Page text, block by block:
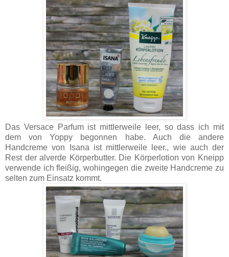
Das Versace Parfum ist mittlerweile leer, so dass ich mit
dem von Yoppy begonnen habe. Auch die andere
Handcreme von Isana ist mittlerweile leer., wie auch der
Rest der alverde Körperbutter. Die Körperlotion von Kneipp
verwende ich fleißig, wohingegen die zweite Handcreme zu
selten zum Einsatz kommt.